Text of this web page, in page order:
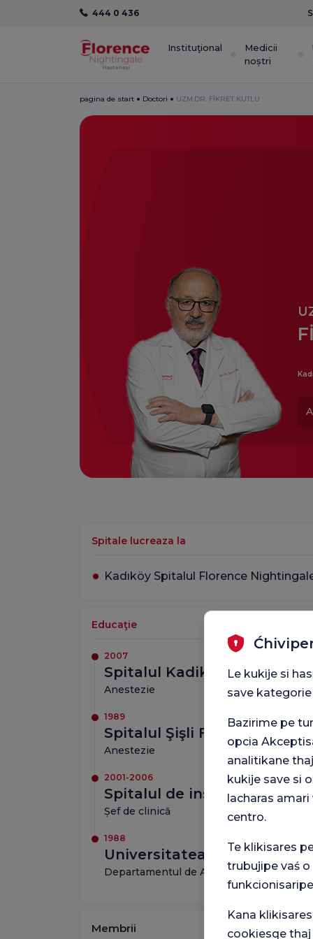
444 0 436
Instituţional
Medicii
noștri
pagina de start Doctori UZM.DR. FİKRET KUTLU
Spitale lucreaza la
Kadıköy Spitalul Florence
Educaţie
2007
Spitalul Kadikoy Florence
Anestezie
1989
Spitalul Şişli Florence
Anestezie
2001-2006
Spitalul de instruire și
Șef de clinică
1988
Universitatea din Istanbul
Departamentul de Anestezie
Membrii
Le kukije si
save
Bazirime pe
opcia
analitikane
kukije save si
lacharas
centro.
Te klikisares
trubujipe vaś
Kana
cookiesqe thaj